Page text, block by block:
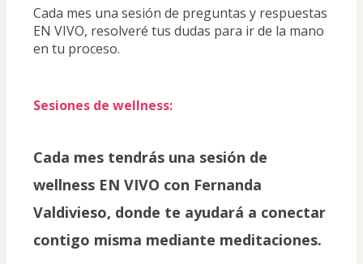
Cada mes una sesión de preguntas y respuestas
EN VIVO, resolveré tus dudas para ir de la mano
en tu proceso.
Sesiones de wellness:
Cada mes tendrás una sesión de
wellness EN VIVO con Fernanda
Valdivieso, donde te ayudará a conectar
contigo misma mediante meditaciones.